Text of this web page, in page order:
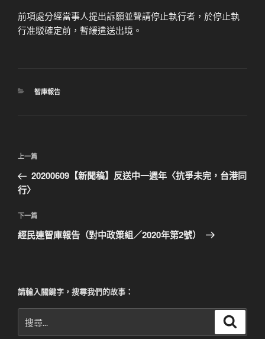
前項處分經當事人提出訴願並聲請停止執行者，於停止執
行准駁確定前，暫緩遣送出境。
分
智庫報告
文
導
覽
上
一
篇
章
上一篇
20200609【新聞稿】反送中一週年〈抗爭未完，台港同
行〉
下
一
下一篇
經民連智庫報告（對中政策組／2020年第2號）
請輸入關鍵字，搜尋我們的故事：
尋